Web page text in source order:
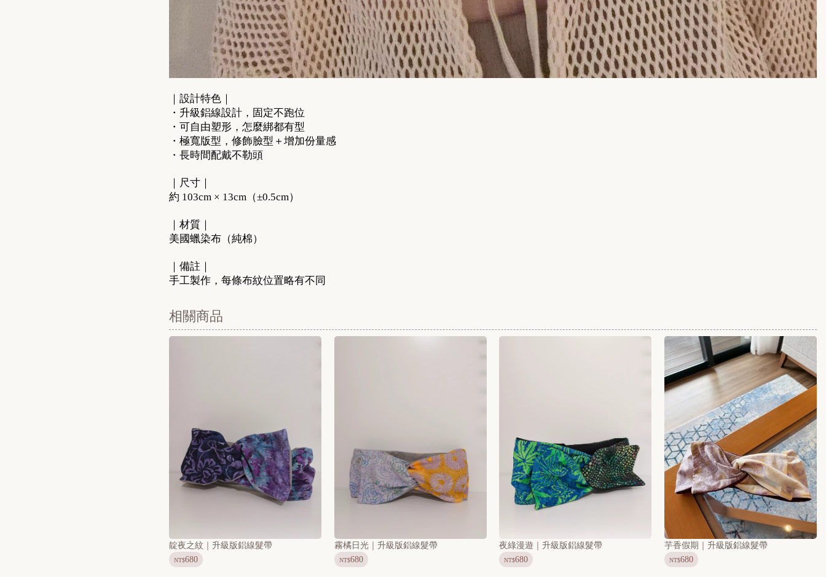
｜設計特色｜
・升級鋁線設計，固定不跑位
・可自由塑形，怎麼綁都有型
・極寬版型，修飾臉型＋增加份量感
・長時間配戴不勒頭
｜尺寸｜
約 103cm × 13cm（±0.5cm）
｜材質｜
美國蠟染布（純棉）
｜備註｜
手工製作，每條布紋位置略有不同
相關商品
NT$680
靛夜之紋｜升級版鋁線髮帶
NT$680
霧橘日光｜升級版鋁線髮帶
NT$680
夜綠漫遊｜升級版鋁線髮帶
NT$680
芋香假期｜升級版鋁線髮帶